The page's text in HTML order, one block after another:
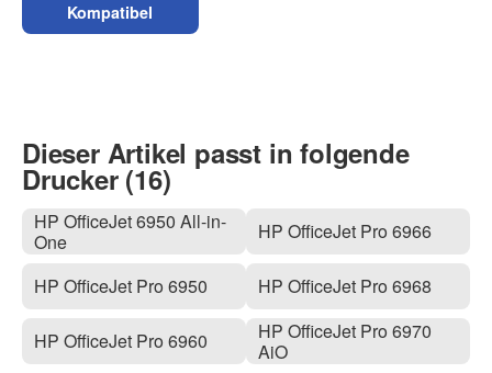
Kompatibel
Dieser Artikel passt in folgende
Drucker (16)
HP OfficeJet 6950 All-in-
One
HP OfficeJet Pro 6950
HP OfficeJet Pro 6960
HP OfficeJet Pro 6966
HP OfficeJet Pro 6968
HP OfficeJet Pro 6970
AiO